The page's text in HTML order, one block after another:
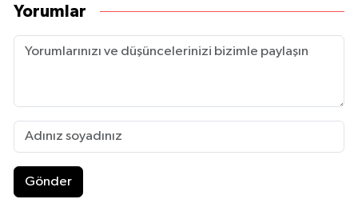
Yorumlar
Gönder